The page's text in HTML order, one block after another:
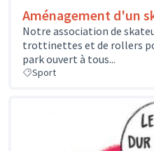
Aménagement d'un
Notre association de
trottinettes et de rollers
park ouvert à tous...
Sport